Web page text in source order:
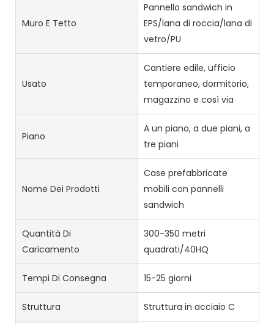
Muro E Tetto
Pannello sandwich in
EPS/lana di roccia/lana di
vetro/PU
Usato
Cantiere edile, ufficio
temporaneo, dormitorio,
magazzino e così via
Piano
A un piano, a due piani, a
tre piani
Nome Dei Prodotti
Case prefabbricate
mobili con pannelli
sandwich
Quantità Di
Caricamento
300-350 metri
quadrati/40HQ
Tempi Di Consegna 15-25 giorni
Struttura Struttura in acciaio C